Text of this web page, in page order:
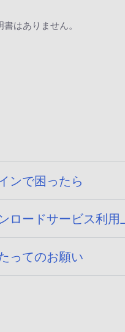
はありません。
ンで困ったら
ロードサービス利用
ってのお願い